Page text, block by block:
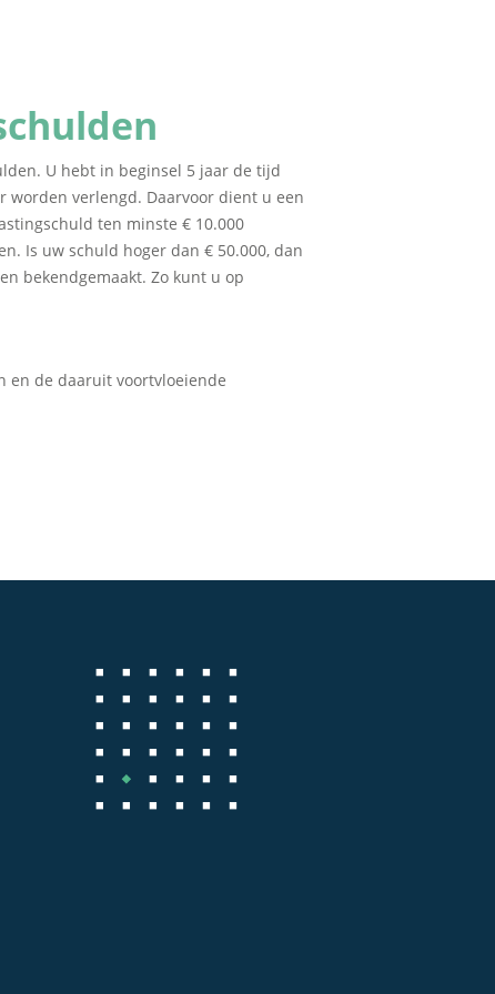
U hebt in beginsel 5 jaar de tijd
verlengd. Daarvoor dient u een
ten minste € 10.000
Is uw schuld hoger dan € 50.000, dan
bekendgemaakt. Zo kunt u op
en de daaruit voortvloeiende